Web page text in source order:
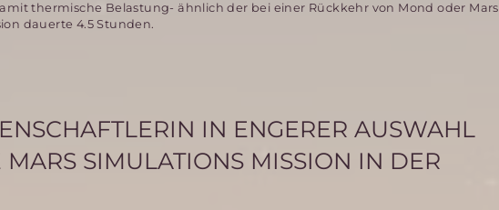
thermische Belastung- ähnlich der bei einer Rückkehr von Mond oder Mars
dauerte 4.5 Stunden.
IN ENGERER AUSWAHL
SIMULATIONS MISSION IN DER